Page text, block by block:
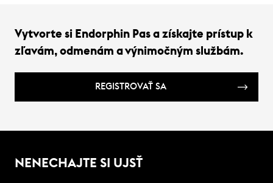
Vytvorte si Endorphin Pas a získajte prístup k
zľavám, odmenám a výnimočným službám.
REGISTROVAŤ SA
NENECHAJTE SI UJSŤ